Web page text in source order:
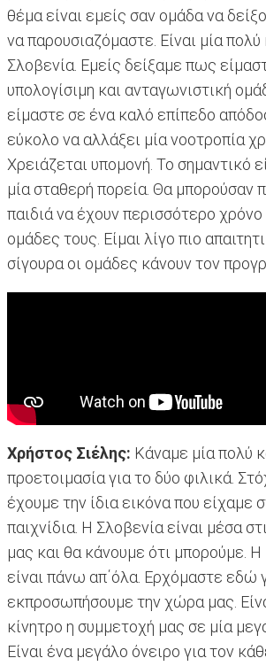
θέμα είναι εμείς σαν ομάδα να
να παρουσιαζόμαστε. Είναι μία
Σλοβενία. Εμείς δείξαμε πως
υπολογίσιμη και ανταγωνιστική
είμαστε σε ένα καλό επίπεδο
εύκολο να αλλάξει μία νοοτροπία
Χρειάζεται υπομονή. Το σημαντικό
μία σταθερή πορεία. Θα μπορούσαν
παιδιά να έχουν περισσότερο
ομάδες τους. Είμαι λίγο πιο
σίγουρα οι ομάδες κάνουν τον
Χρήστος Σιέλης: Κάναμε μία πολύ
προετοιμασία για το δύο φιλικά.
έχουμε την ίδια εικόνα που είχαμε
παιχνίδια. Η Σλοβενία είναι μέσα
μας και θα κάνουμε ότι μπορούμε.
είναι πάνω απ΄όλα. Ερχόμαστε εδώ
εκπροσωπήσουμε την χώρα μας.
κίνητρο η συμμετοχή μας σε μία
Είναι ένα μεγάλο όνειρο για τον